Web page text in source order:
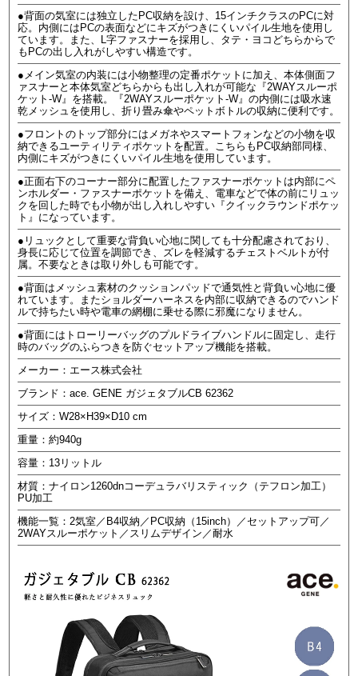
●背面の気室には独立したPC収納を設け、15インチクラスのPCに対
応。内側にはPCの表面などにキズがつきにくいパイル生地を使用し
ています。また、L字ファスナーを採用し、タテ・ヨコどちらからで
もPCの出し入れがしやすい構造です。
●メイン気室の内装には小物整理の定番ポケットに加え、本体側面フ
ァスナーと本体気室どちらからも出し入れが可能な『2WAYスルーポ
ケット-W』を搭載。『2WAYスルーポケット-W』の内側には吸水速
乾メッシュを使用し、折り畳み傘やペットボトルの収納に便利です。
●フロントのトップ部分にはメガネやスマートフォンなどの小物を収
納できるユーティリティポケットを配置。こちらもPC収納部同様、
内側にキズがつきにくいパイル生地を使用しています。
●正面右下のコーナー部分に配置したファスナーポケットは内部にペ
ンホルダー・ファスナーポケットを備え、電車などで体の前にリュッ
クを回した時でも小物が出し入れしやすい『クイックラウンドポケッ
ト』になっています。
●リュックとして重要な背負い心地に関しても十分配慮されており、
身長に応じて位置を調節でき、ズレを軽減するチェストベルトが付
属。不要なときは取り外しも可能です。
●背面はメッシュ素材のクッションパッドで通気性と背負い心地に優
れています。またショルダーハーネスを内部に収納できるのでハンド
ルで持ちたい時や電車の網棚に乗せる際に邪魔になりません。
●背面にはトローリーバッグのプルドライブハンドルに固定し、走行
時のバッグのふらつきを防ぐセットアップ機能を搭載。
メーカー：エース株式会社
ブランド：ace. GENE ガジェタブルCB 62362
サイズ：W28×H39×D10 cm
重量：約940g
容量：13リットル
材質：ナイロン1260dnコーデュラバリスティック（テフロン加工）
PU加工
機能一覧：2気室／B4収納／PC収納（15inch）／セットアップ可／
2WAYスルーポケット／スリムデザイン／耐水